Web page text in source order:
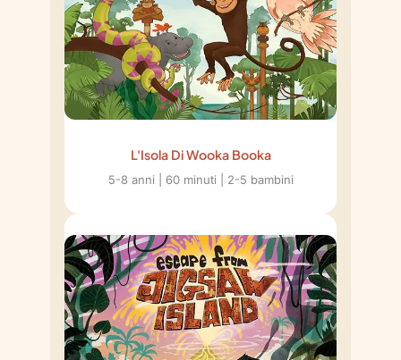
L'Isola Di Wooka Booka
5-8 anni | 60 minuti | 2-5 bambini